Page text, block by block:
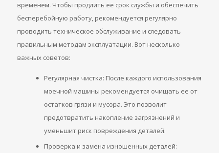
временем. Чтобы продлить ее срок службы и обеспечить
бесперебойную работу, рекомендуется регулярно
проводить техническое обслуживание и следовать
правильным методам эксплуатации. Вот несколько
важных советов:
Регулярная чистка: После каждого использования
моечной машины рекомендуется очищать ее от
остатков грязи и мусора. Это позволит
предотвратить накопление загрязнений и
уменьшит риск повреждения деталей.
Проверка и замена изношенных деталей: